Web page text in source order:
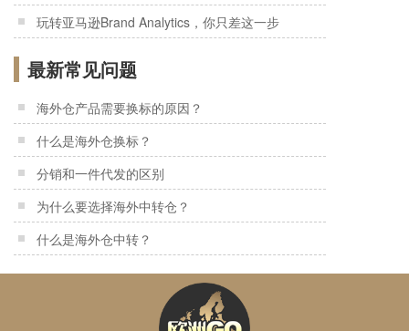
玩转亚马逊Brand Analytics，你只差这一步
最新常见问题
海外仓产品需要换标的原因？
什么是海外仓换标？
分销和一件代发的区别
为什么要选择海外中转仓？
什么是海外仓中转？